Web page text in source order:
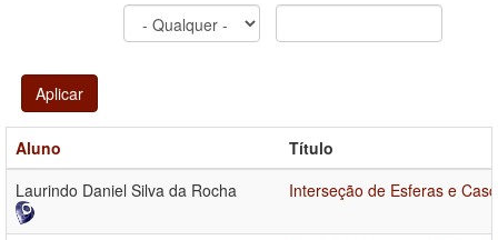
Aplicar
Aluno
Título
Laurindo Daniel Silva da Rocha
Interseção de Esferas e